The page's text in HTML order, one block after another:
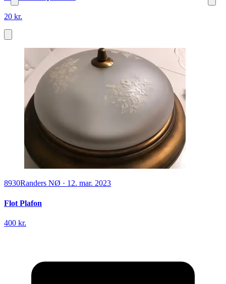
20 kr.
8930Randers NØ · 12. mar. 2023
Flot Plafon
400 kr.